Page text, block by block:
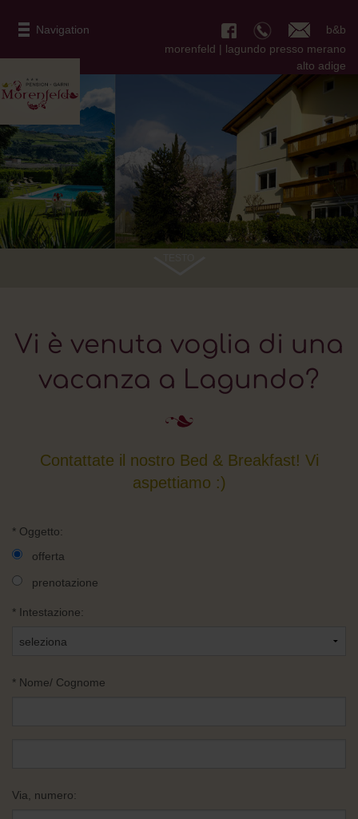
Navigation
b&b
morenfeld | lagundo presso merano
alto adige
Vi è venuta voglia di una
vacanza a Lagundo?
Contattate il nostro Bed & Breakfast! Vi
aspettiamo :)
* Oggetto:
offerta
prenotazione
* Intestazione:
* Nome/ Cognome
Via, numero: